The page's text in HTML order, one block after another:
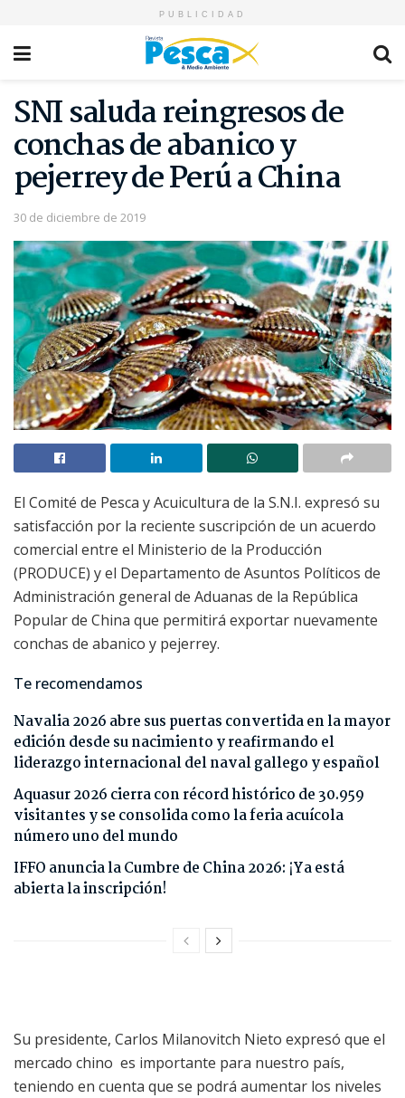
PUBLICIDAD
SNI saluda reingresos de
conchas de abanico y
pejerrey de Perú a China
30 de diciembre de 2019
El Comité de Pesca y Acuicultura de la S.N.I. expresó su
satisfacción por la reciente suscripción de un acuerdo
comercial entre el Ministerio de la Producción
(PRODUCE) y el Departamento de Asuntos Políticos de
Administración general de Aduanas de la República
Popular de China que permitirá exportar nuevamente
conchas de abanico y pejerrey.
Te recomendamos
Navalia 2026 abre sus puertas convertida en la mayor
edición desde su nacimiento y reafirmando el
liderazgo internacional del naval gallego y español
Aquasur 2026 cierra con récord histórico de 30.959
visitantes y se consolida como la feria acuícola
número uno del mundo
IFFO anuncia la Cumbre de China 2026: ¡Ya está
abierta la inscripción!
Su presidente, Carlos Milanovitch Nieto expresó que el
mercado chino es importante para nuestro país,
teniendo en cuenta que se podrá aumentar los niveles